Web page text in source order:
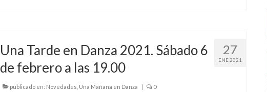
27
ENE 2021
Una Tarde en Danza 2021. Sábado 6
de febrero a las 19.00
publicado en: Novedades Una Mañana en Danza | 0